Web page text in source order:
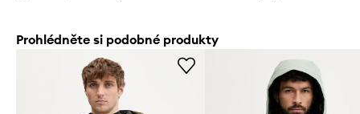
Prohlédněte si podobné produkty